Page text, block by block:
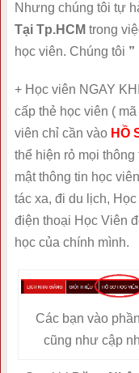
Nhưng chúng tôi tự
Tại Tp.HCM trong
học viên. Chúng tôi
+ Học viên NGAY
cấp thẻ học viên (
viên chỉ cần vào HỒ
thể hiện rỏ mọi
mật thông tin học
tác xa, đi du lịch,
điện thoại Học Viên
học của chính mình.
Các bạn vào
cũng như cập